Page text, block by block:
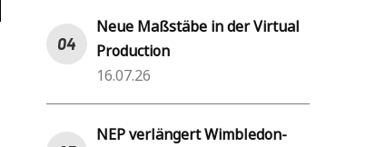
Neue Maßstäbe in der Virtual
Production
16.07.26
NEP verlängert Wimbledon-